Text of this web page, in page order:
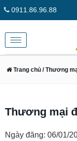
0911.86.96.88
Toggle
navigation
Trang chủ / Thương
Thương mại
Ngày đăng: 06/01/